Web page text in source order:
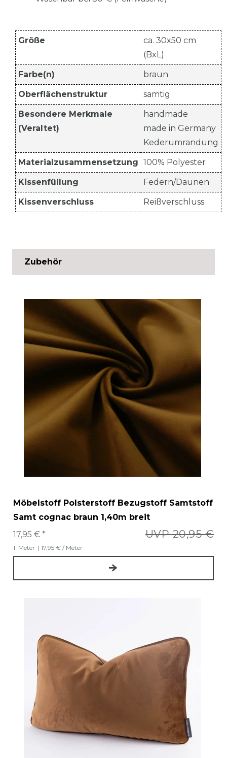
Größe
ca. 30x50 cm
(BxL)
Farbe(n) braun
Oberflächenstruktur samtig
Besondere Merkmale
(Veraltet)
handmade
made in Germany
Kederumrandung
Materialzusammensetzung 100% Polyester
Kissenfüllung Federn/Daunen
Kissenverschluss Reißverschluss
Zubehör
Möbelstoff Polsterstoff Bezugstoff Samtstoff
Samt cognac braun 1,40m breit
UVP 20,95 €
17,95 € *
1 Meter | 17,95 € / Meter